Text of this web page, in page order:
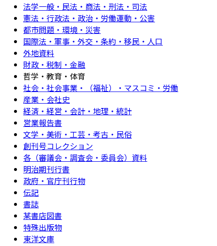
法学一般・民法・商法・刑法・司法
憲法・行政法・政治・労働運動・公害
都市問題・環境・災害
国際法・軍事・外交・条約・移民・人口
外地資料
財政・税制・金融
哲学・教育・体育
社会・社会事業・（福祉）・マスコミ・労働
産業・会社史
経済・経営・会計・地理・統計
営業報告書
文学・美術・工芸・考古・民俗
創刊号コレクション
各（審議会・調査会・委員会）資料
明治期刊行書
政府・官庁刊行物
伝記
書誌
某書店図書
特殊出版物
東洋文庫